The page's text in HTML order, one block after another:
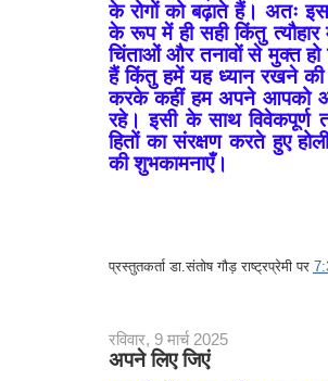
के रोगों को बढ़ाते हैं। अतः
के रूप में ही सही किंतु
चिंताओं और तनावों से मुक्त हो
हैं किंतु हमें यह ध्यान रखने की
करके कहीं हम अपने आपको और
रहे। इसी के साथ विवेकपूर्ण
हितों का संरक्षण करते हुए
की शुभकामनाएँ।
प्रस्तुतकर्ताडा.संतोष गौड़ राष्ट्रप्रेमी पर
रविवार, 9 मार्च 2025
अपने लिए जिएं